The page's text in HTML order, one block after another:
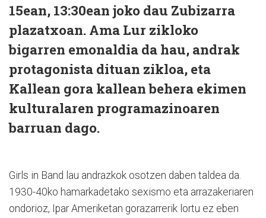
15ean, 13:30ean joko dau Zubizarra
plazatxoan. Ama Lur zikloko
bigarren emonaldia da hau, andrak
protagonista dituan zikloa, eta
Kallean gora kallean behera ekimen
kulturalaren programazinoaren
barruan dago.
Girls in Band lau andrazkok osotzen daben taldea da.
1930-40ko hamarkadetako sexismo eta arrazakeriaren
ondorioz, Ipar Ameriketan gorazarrerik lortu ez eben